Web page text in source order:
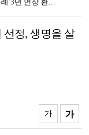
전남광주통합특별시, 농업용 면세유 특례 3년 연장 환영…
제주특별자치도, 해외동포 선수단 입국부터 출국까지 국가…
제주특별자치도 보훈청, 이동보훈복지사업 선포 19주년 …
제주특별자치도, 여름철 수상안전사고 예방 특별 대책회으…
선정, 생명을 살
가
가